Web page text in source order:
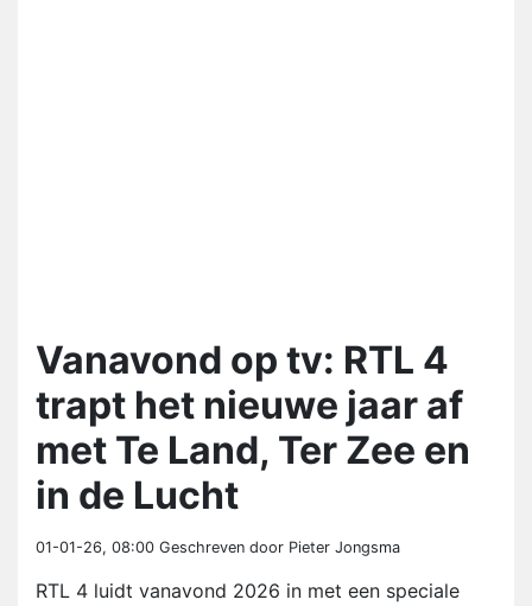
Vanavond op tv: RTL 4
trapt het nieuwe jaar af
met Te Land, Ter Zee en
in de Lucht
01-01-26, 08:00 Geschreven door Pieter Jongsma
RTL 4 luidt vanavond 2026 in met een speciale